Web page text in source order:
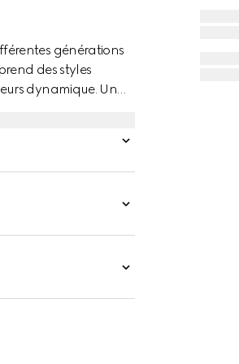
générations
des styles
dynamique. Un